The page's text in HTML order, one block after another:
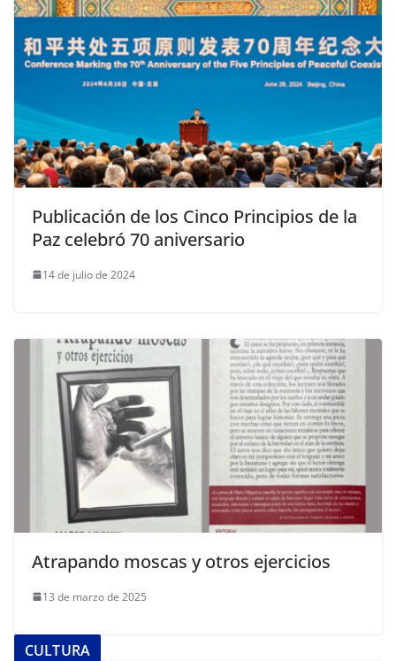
Publicación de los Cinco Principios de la
Paz celebró 70 aniversario
14 de julio de 2024
Atrapando moscas y otros ejercicios
13 de marzo de 2025
CULTURA